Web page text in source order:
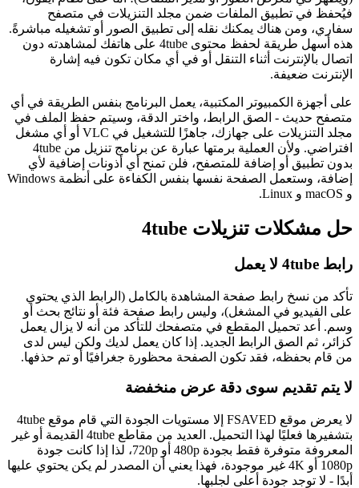
فيُحفظ في تطبيق الملفات ضمن مجلد التنزيلات في متصفح
سفاري، ومن هناك يمكنك نقله إلى تطبيق الصور أو تشغيله مباشرةً.
هذه أسهل طريقة لحفظ محتوى 4tube على هاتفك لمشاهدته دون
اتصال بالإنترنت أثناء التنقل أو في أي مكان تكون فيه إشارة
الإنترنت ضعيفة.
على أجهزة الكمبيوتر المكتبية، يعمل البرنامج بنفس الطريقة في أي
متصفح حديث - الصق الرابط، واختر الدقة، وسيتم حفظ الملف في
مجلد التنزيلات على جهازك، جاهزًا للتشغيل في VLC أو أي مشغل
افتراضي. ولأن العملية برمتها عبارة عن برنامج تنزيل من 4tube
بدون تطبيق أو إضافة للمتصفح، فلن تمنح أي أذونات إضافية لأي
إضافة، وستعمل الصفحة نفسها بنفس الكفاءة على أنظمة Windows
و macOS و Linux.
حل مشكلات تنزيلات 4tube
رابط 4tube لا يعمل
تأكد من نسخ رابط صفحة المشاهدة بالكامل (الرابط الذي يحتوي
على الفيديو في المشغل)، وليس رابط صفحة فئة أو نتائج بحث أو
وسم. أعد تحميل المقطع في متصفحك للتأكد من أنه لا يزال يعمل
كزائر، ثم الصق الرابط الجديد. إذا كان يعمل لديك ولكن ليس لدى
من قام بحفظه، فقد تكون الصفحة محظورة جغرافيًا أو تم حذفها.
لا يتم تقديم سوى دقة عرض منخفضة
لا يعرض موقع FSAVED إلا مستويات الجودة التي قام موقع 4tube
بتشفيرها فعليًا لهذا التحميل. العديد من مقاطع 4tube القديمة أو غير
المعروفة متوفرة فقط بجودة 480p أو 720p، لذا إذا كانت جودة
1080p أو 4K غير موجودة، فهذا يعني أن المصدر لم يكن يحتوي عليها
أبدًا - لا توجد جودة أعلى لجلبها.